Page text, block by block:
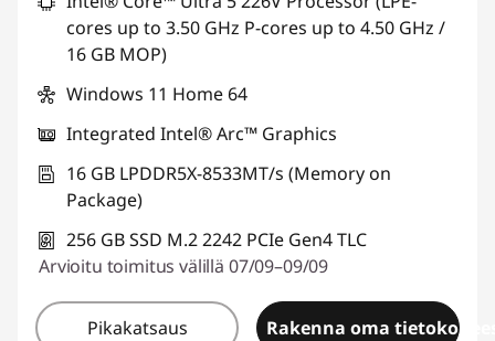
cores up to 3.50 GHz P-cores up to 4.50 GHz /
16 GB MOP)
Windows 11 Home 64
Integrated Intel® Arc™ Graphics
16 GB LPDDR5X-8533MT/s (Memory on
Package)
256 GB SSD M.2 2242 PCIe Gen4 TLC
Arvioitu toimitus välillä 07/09–09/09
Pikakatsaus Rakenna oma